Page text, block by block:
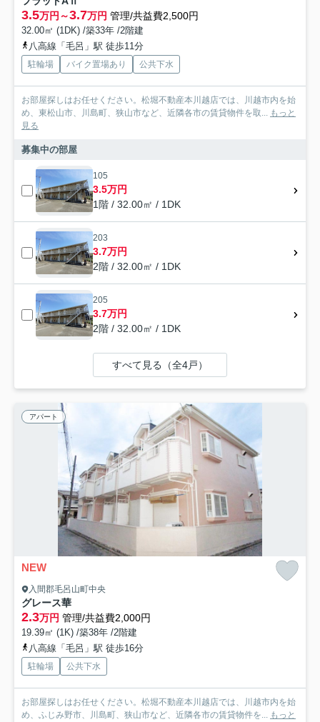
3.5万円～3.7万円 管理/共益費2,500円
32.00㎡ (1DK) /築33年 /2階建
八高線「毛呂」駅 徒歩11分
駐輪場 バイク置場あり 公共下水
お部屋探しはお任せください。松堀不動産本川越店では、川越市内を始
め、東松山市、川島町、狭山市など、近隣各市の賃貸物件を取... もっと
見る
募集中の部屋
105
3.5万円
1階 / 32.00㎡ / 1DK
203
3.7万円
2階 / 32.00㎡ / 1DK
205
3.7万円
2階 / 32.00㎡ / 1DK
すべて見る（全4戸）
アパート
NEW
入間郡毛呂山町中央
グレース華
2.3万円 管理/共益費2,000円
19.39㎡ (1K) /築38年 /2階建
八高線「毛呂」駅 徒歩16分
駐輪場 公共下水
お部屋探しはお任せください。松堀不動産本川越店では、川越市内を始
め、ふじみ野市、川島町、狭山市など、近隣各市の賃貸物件を... もっと